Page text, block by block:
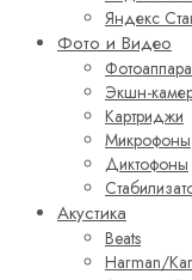
Яндекс
Фото и Видео
Экшн-
Картриджи
Микрофоны
Диктофоны
Акустика
Beats
Harman/